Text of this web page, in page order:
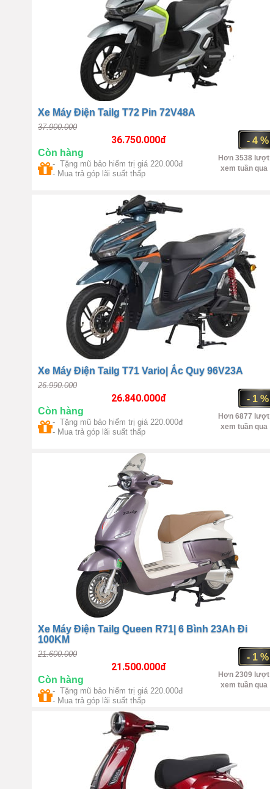
Xe Máy Điện Tailg T72 Pin 72V48A
37.900.000
- 4 %
36.750.000đ
Còn hàng
- Tặng mũ bảo hiểm trị giá 220.000đ
- Mua trả góp lãi suất thấp
Hơn 3538 lượt
xem tuần qua
Xe Máy Điện Tailg T71 Vario| Ắc Quy 96V23A
26.990.000
- 1 %
26.840.000đ
Còn hàng
- Tặng mũ bảo hiểm trị giá 220.000đ
- Mua trả góp lãi suất thấp
Hơn 6877 lượt
xem tuần qua
Xe Máy Điện Tailg Queen R71| 6 Bình 23Ah Đi
100KM
21.600.000 - 1 %
21.500.000đ
Còn hàng
- Tặng mũ bảo hiểm trị giá 220.000đ
- Mua trả góp lãi suất thấp
Hơn 2309 lượt
xem tuần qua
Số 1 China